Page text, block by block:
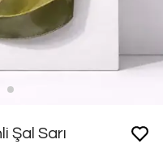
Şal Sarı